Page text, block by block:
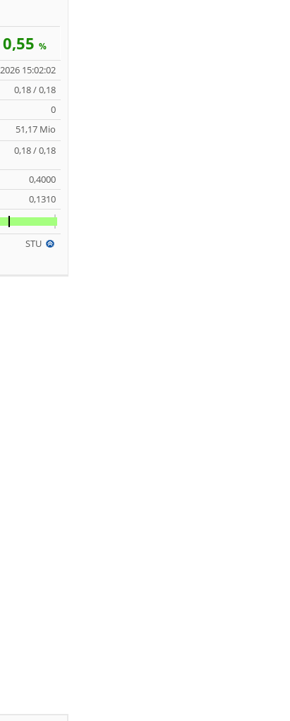
0,55 %
15:02:02
0,18 / 0,18
0
51,17 Mio
0,18 / 0,18
0,4000
0,1310
STU